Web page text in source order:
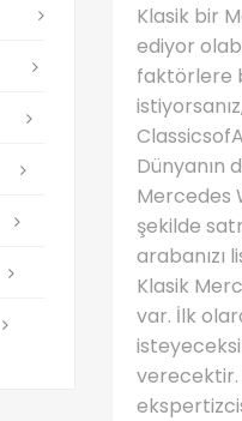
Klasik bir
ediyor
faktörlere
Dünyanın
Mercedes
şekilde
arabanızı
Klasik
var. İlk
verecektir.